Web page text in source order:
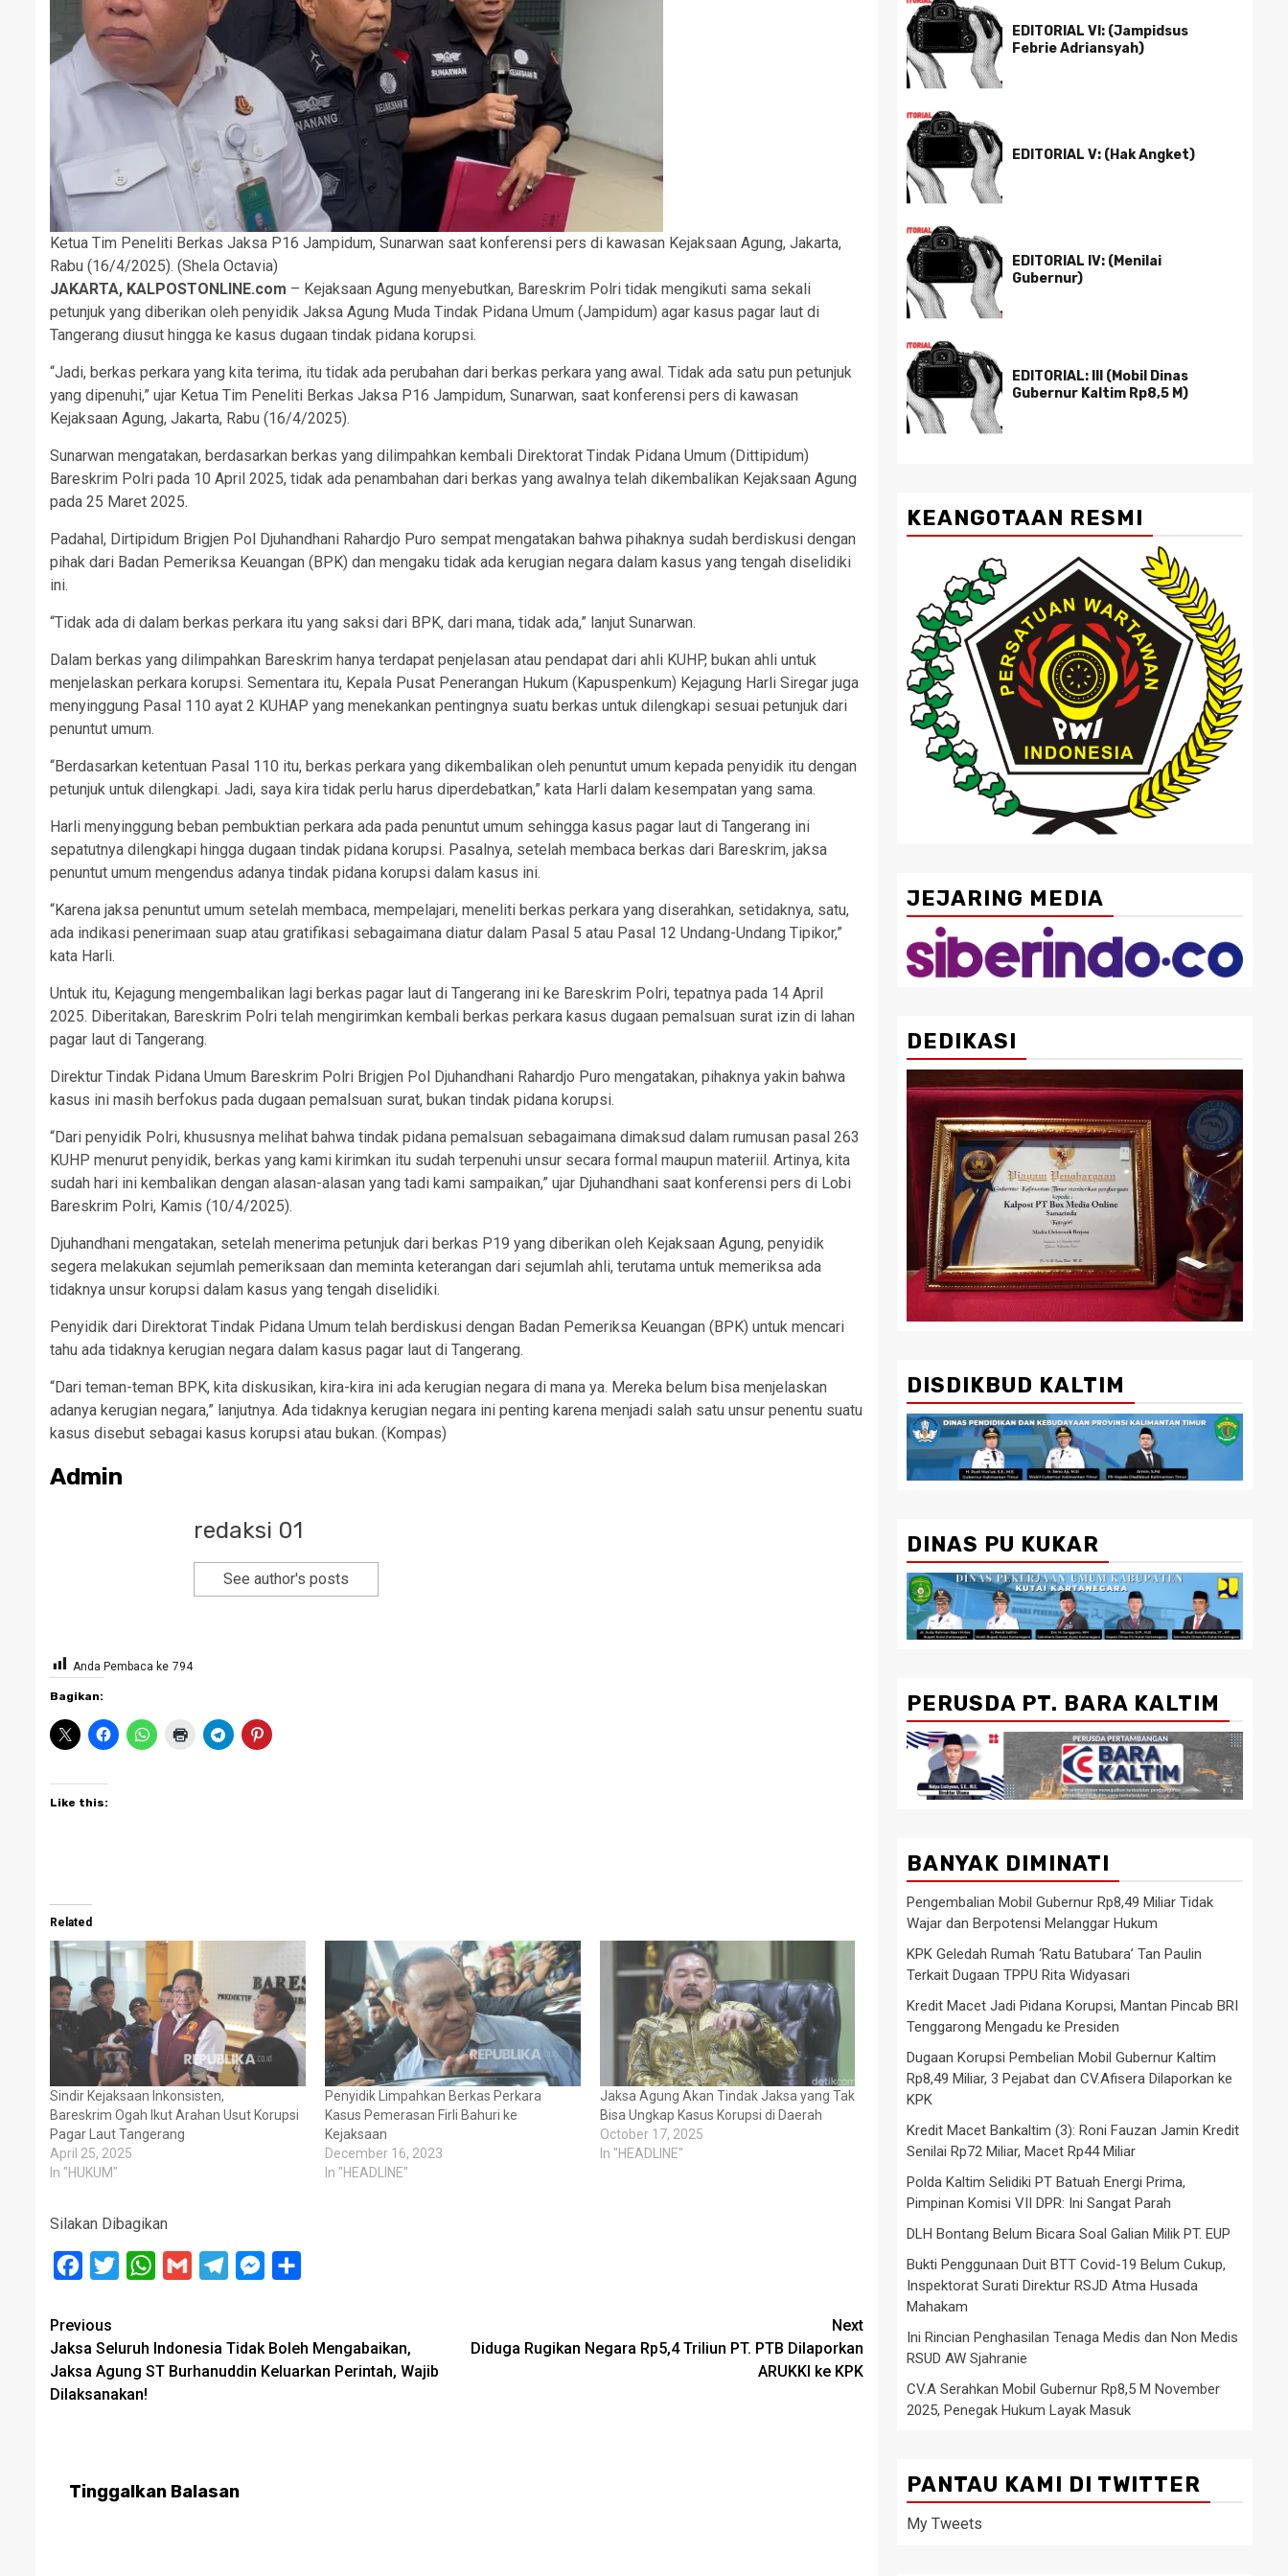
Ketua Tim Peneliti Berkas Jaksa P16 Jampidum, Sunarwan saat konferensi pers di kawasan Kejaksaan Agung, Jakarta,
Rabu (16/4/2025). (Shela Octavia)
JAKARTA, KALPOSTONLINE.com – Kejaksaan Agung menyebutkan, Bareskrim Polri tidak mengikuti sama sekali
petunjuk yang diberikan oleh penyidik Jaksa Agung Muda Tindak Pidana Umum (Jampidum) agar kasus pagar laut di
Tangerang diusut hingga ke kasus dugaan tindak pidana korupsi.
“Jadi, berkas perkara yang kita terima, itu tidak ada perubahan dari berkas perkara yang awal. Tidak ada satu pun petunjuk
yang dipenuhi,” ujar Ketua Tim Peneliti Berkas Jaksa P16 Jampidum, Sunarwan, saat konferensi pers di kawasan
Kejaksaan Agung, Jakarta, Rabu (16/4/2025).
Sunarwan mengatakan, berdasarkan berkas yang dilimpahkan kembali Direktorat Tindak Pidana Umum (Dittipidum)
Bareskrim Polri pada 10 April 2025, tidak ada penambahan dari berkas yang awalnya telah dikembalikan Kejaksaan Agung
pada 25 Maret 2025.
Padahal, Dirtipidum Brigjen Pol Djuhandhani Rahardjo Puro sempat mengatakan bahwa pihaknya sudah berdiskusi dengan
pihak dari Badan Pemeriksa Keuangan (BPK) dan mengaku tidak ada kerugian negara dalam kasus yang tengah diselidiki
ini.
“Tidak ada di dalam berkas perkara itu yang saksi dari BPK, dari mana, tidak ada,” lanjut Sunarwan.
Dalam berkas yang dilimpahkan Bareskrim hanya terdapat penjelasan atau pendapat dari ahli KUHP, bukan ahli untuk
menjelaskan perkara korupsi. Sementara itu, Kepala Pusat Penerangan Hukum (Kapuspenkum) Kejagung Harli Siregar juga
menyinggung Pasal 110 ayat 2 KUHAP yang menekankan pentingnya suatu berkas untuk dilengkapi sesuai petunjuk dari
penuntut umum.
“Berdasarkan ketentuan Pasal 110 itu, berkas perkara yang dikembalikan oleh penuntut umum kepada penyidik itu dengan
petunjuk untuk dilengkapi. Jadi, saya kira tidak perlu harus diperdebatkan,” kata Harli dalam kesempatan yang sama.
Harli menyinggung beban pembuktian perkara ada pada penuntut umum sehingga kasus pagar laut di Tangerang ini
sepatutnya dilengkapi hingga dugaan tindak pidana korupsi. Pasalnya, setelah membaca berkas dari Bareskrim, jaksa
penuntut umum mengendus adanya tindak pidana korupsi dalam kasus ini.
“Karena jaksa penuntut umum setelah membaca, mempelajari, meneliti berkas perkara yang diserahkan, setidaknya, satu,
ada indikasi penerimaan suap atau gratifikasi sebagaimana diatur dalam Pasal 5 atau Pasal 12 Undang-Undang Tipikor,”
kata Harli.
Untuk itu, Kejagung mengembalikan lagi berkas pagar laut di Tangerang ini ke Bareskrim Polri, tepatnya pada 14 April
2025. Diberitakan, Bareskrim Polri telah mengirimkan kembali berkas perkara kasus dugaan pemalsuan surat izin di lahan
pagar laut di Tangerang.
Direktur Tindak Pidana Umum Bareskrim Polri Brigjen Pol Djuhandhani Rahardjo Puro mengatakan, pihaknya yakin bahwa
kasus ini masih berfokus pada dugaan pemalsuan surat, bukan tindak pidana korupsi.
“Dari penyidik Polri, khususnya melihat bahwa tindak pidana pemalsuan sebagaimana dimaksud dalam rumusan pasal 263
KUHP menurut penyidik, berkas yang kami kirimkan itu sudah terpenuhi unsur secara formal maupun materiil. Artinya, kita
sudah hari ini kembalikan dengan alasan-alasan yang tadi kami sampaikan,” ujar Djuhandhani saat konferensi pers di Lobi
Bareskrim Polri, Kamis (10/4/2025).
Djuhandhani mengatakan, setelah menerima petunjuk dari berkas P19 yang diberikan oleh Kejaksaan Agung, penyidik
segera melakukan sejumlah pemeriksaan dan meminta keterangan dari sejumlah ahli, terutama untuk memeriksa ada
tidaknya unsur korupsi dalam kasus yang tengah diselidiki.
Penyidik dari Direktorat Tindak Pidana Umum telah berdiskusi dengan Badan Pemeriksa Keuangan (BPK) untuk mencari
tahu ada tidaknya kerugian negara dalam kasus pagar laut di Tangerang.
“Dari teman-teman BPK, kita diskusikan, kira-kira ini ada kerugian negara di mana ya. Mereka belum bisa menjelaskan
adanya kerugian negara,” lanjutnya. Ada tidaknya kerugian negara ini penting karena menjadi salah satu unsur penentu suatu
kasus disebut sebagai kasus korupsi atau bukan. (Kompas)
Admin
redaksi 01
See author's posts
Anda Pembaca ke 794
Bagikan:
Like this:
Related
Sindir Kejaksaan Inkonsisten,
Bareskrim Ogah Ikut Arahan Usut Korupsi
Pagar Laut Tangerang
April 25, 2025
In "HUKUM"
Penyidik Limpahkan Berkas Perkara
Kasus Pemerasan Firli Bahuri ke
Kejaksaan
December 16, 2023
In "HEADLINE"
Jaksa Agung Akan Tindak Jaksa yang Tak
Bisa Ungkap Kasus Korupsi di Daerah
October 17, 2025
In "HEADLINE"
Silakan Dibagikan
Facebook
Twitter WhatsApp
Gmail TelegramMessenger
Post
navigation
Previous
Jaksa Seluruh Indonesia Tidak Boleh Mengabaikan,
Jaksa Agung ST Burhanuddin Keluarkan Perintah, Wajib
Dilaksanakan!
Next
Diduga Rugikan Negara Rp5,4 Triliun PT. PTB Dilaporkan
ARUKKI ke KPK
Tinggalkan Balasan
EDITORIAL VI: (Jampidsus
Febrie Adriansyah)
EDITORIAL V: (Hak Angket)
EDITORIAL IV: (Menilai
Gubernur)
EDITORIAL: III (Mobil Dinas
Gubernur Kaltim Rp8,5 M)
KEANGOTAAN RESMI
JEJARING MEDIA
DEDIKASI
DISDIKBUD KALTIM
DINAS PU KUKAR
PERUSDA PT. BARA KALTIM
BANYAK DIMINATI
Pengembalian Mobil Gubernur Rp8,49 Miliar Tidak
Wajar dan Berpotensi Melanggar Hukum
KPK Geledah Rumah ‘Ratu Batubara’ Tan Paulin
Terkait Dugaan TPPU Rita Widyasari
Kredit Macet Jadi Pidana Korupsi, Mantan Pincab BRI
Tenggarong Mengadu ke Presiden
Dugaan Korupsi Pembelian Mobil Gubernur Kaltim
Rp8,49 Miliar, 3 Pejabat dan CV.Afisera Dilaporkan ke
KPK
Kredit Macet Bankaltim (3): Roni Fauzan Jamin Kredit
Senilai Rp72 Miliar, Macet Rp44 Miliar
Polda Kaltim Selidiki PT Batuah Energi Prima,
Pimpinan Komisi VII DPR: Ini Sangat Parah
DLH Bontang Belum Bicara Soal Galian Milik PT. EUP
Bukti Penggunaan Duit BTT Covid-19 Belum Cukup,
Inspektorat Surati Direktur RSJD Atma Husada
Mahakam
Ini Rincian Penghasilan Tenaga Medis dan Non Medis
RSUD AW Sjahranie
CV.A Serahkan Mobil Gubernur Rp8,5 M November
2025, Penegak Hukum Layak Masuk
PANTAU KAMI DI TWITTER
My Tweets